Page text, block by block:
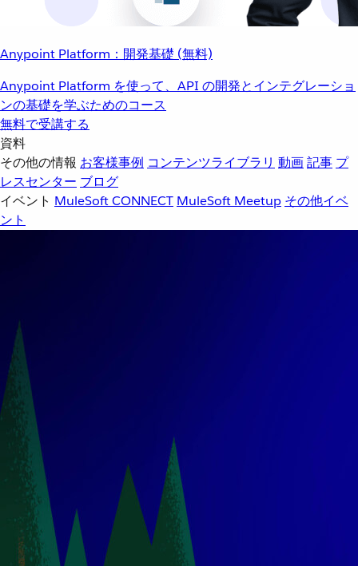
Anypoint Platform：開発基礎 (無料)
Anypoint Platform を使って、API の開発とインテグレーショ
ンの基礎を学ぶためのコース
無料で受講する
資料
その他の情報 お客様事例 コンテンツライブラリ 動画記事 プ
レスセンター ブログ
イベント MuleSoft CONNECT MuleSoft Meetup その他イベ
ント